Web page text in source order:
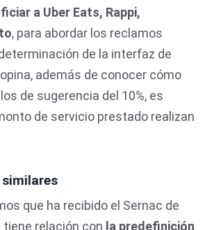
a Uber Eats, Rappi,
, para abordar los reclamos
de la interfaz de
además de conocer cómo
de sugerencia del 10%, es
de servicio prestado realizan
que ha recibido el Sernac de
relación con la predefinición